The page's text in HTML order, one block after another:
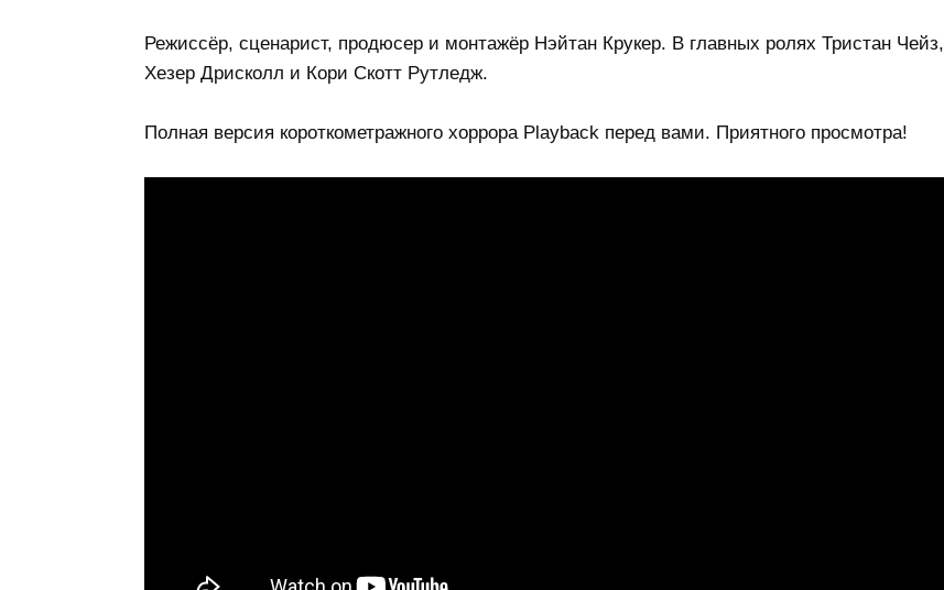
Режиссёр, сценарист, продюсер и монтажёр Нэйтан Крукер. В главных ролях Тристан Чейз,
Хезер Дрисколл и Кори Скотт Рутледж.
Полная версия короткометражного хоррора Playback перед вами. Приятного просмотра!